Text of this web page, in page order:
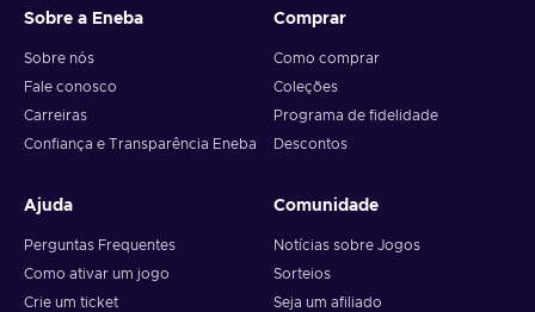
Sobre a Eneba
Sobre nós
Fale conosco
Carreiras
Confiança e Transparência Eneba
Comprar
Como comprar
Coleções
Programa de fidelidade
Descontos
Ajuda
Perguntas Frequentes
Como ativar um jogo
Crie um ticket
Comunidade
Notícias sobre Jogos
Sorteios
Seja um afiliado